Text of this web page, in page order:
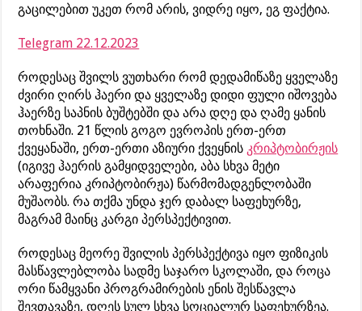
გაცილებით უკეთ რომ არის, ვიდრე იყო, ეგ ფაქტია.
Telegram 22.12.2023
როდესაც შვილს ვუთხარი რომ დედამიწაზე ყველაზე
ძვირი ღირს ჰაერი და ყველაზე დიდი ფული იშოვება
ჰაერზე საპნის ბუშტებში და არა დღე და ღამე ყანის
თოხნაში. 21 წლის გოგო ევროპის ერთ-ერთ
ქვეყანაში, ერთ-ერთი აზიური ქვეყნის კრიპტობირჟის
(იგივე ჰაერის გამყიდველები, აბა სხვა მეტი
არაფერია კრიპტობირჟა) წარმომადგენლობაში
მუშაობს. რა თქმა უნდა ჯერ დაბალ საფეხურზე,
მაგრამ მაინც კარგი პერსპექტივით.
როდესაც მეორე შვილის პერსპექტივა იყო ფიზიკის
მასწავლებლობა სადმე საჯარო სკოლაში, და როცა
ორი წამყვანი პროგრამირების ენის შესწავლა
შევთავაზე, დღეს სულ სხვა სოციალურ საფეხურზეა.